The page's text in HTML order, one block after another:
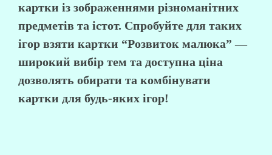
картки із зображеннями різноманітних
предметів та істот. Спробуйте для таких
ігор взяти картки “Розвиток малюка” —
широкий вибір тем та доступна ціна
дозволять обирати та комбінувати
картки для будь-яких ігор!